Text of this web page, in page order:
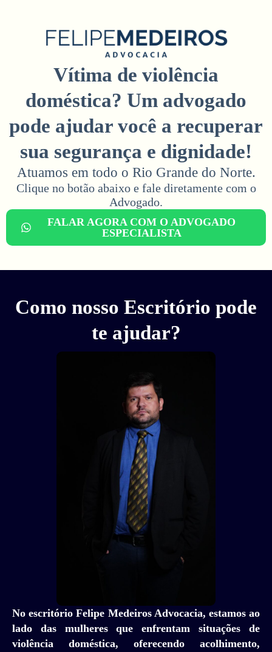
Vítima de violência
doméstica? Um advogado
pode ajudar você a recuperar
sua segurança e dignidade!
Atuamos em todo o Rio Grande do Norte.
Clique no botão abaixo e fale diretamente com o
Advogado.​
FALAR AGORA COM O ADVOGADO
ESPECIALISTA
Como nosso Escritório pode
te ajudar?
No escritório Felipe Medeiros Advocacia, estamos ao
lado das mulheres que enfrentam situações de
violência doméstica, oferecendo acolhimento,